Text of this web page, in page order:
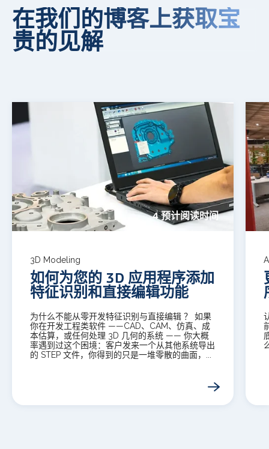
在我们的博客上获取宝
贵的见解
4 预计阅读时间
3D Modeling
如何为您的 3D 应用程序添加
特征识别和直接编辑功能
为什么不能从零开发特征识别与直接编辑 ？ 如果
你在开发工程类软件 ——CAD、CAM、仿真、成
本估算，或任何处理 3D 几何的系统 —— 你大概
率遇到过这个困境：客户发来一个从其他系统导出
的 STEP 文件，你得到的只是一堆零散的曲面，...